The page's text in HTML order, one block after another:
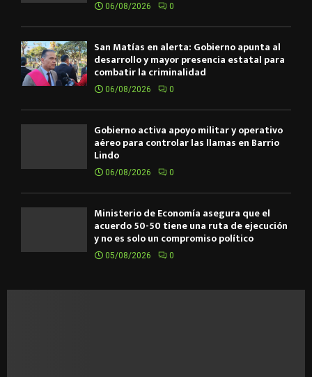
06/08/2026 0
San Matías en alerta: Gobierno apunta al
desarrollo y mayor presencia estatal para
combatir la criminalidad
06/08/2026 0
Gobierno activa apoyo militar y operativo
aéreo para controlar las llamas en Barrio
Lindo
06/08/2026 0
Ministerio de Economía asegura que el
acuerdo 50-50 tiene una ruta de ejecución
y no es solo un compromiso político
05/08/2026 0